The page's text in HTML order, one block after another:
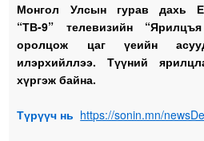
Монгол Улсын гурав дахь
“ТВ-9” телевизийн
оролцож цаг үеийн
илэрхийллээ. Түүний
хүргэж байна.
Түрүүч нь https://sonin.mn/